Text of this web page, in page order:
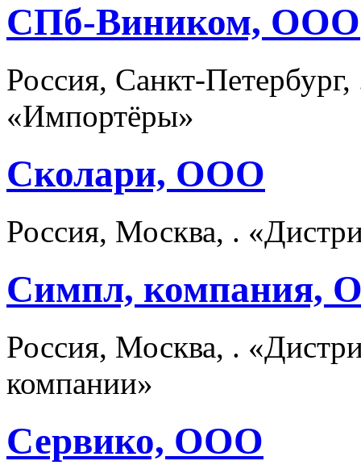
СПб-Виником, ООО
Россия, Санкт-
«Импортёры»
Сколари, ООО
Россия, Москва, .
Симпл, компания,
Россия, Москва, .
компании»
Сервико, ООО